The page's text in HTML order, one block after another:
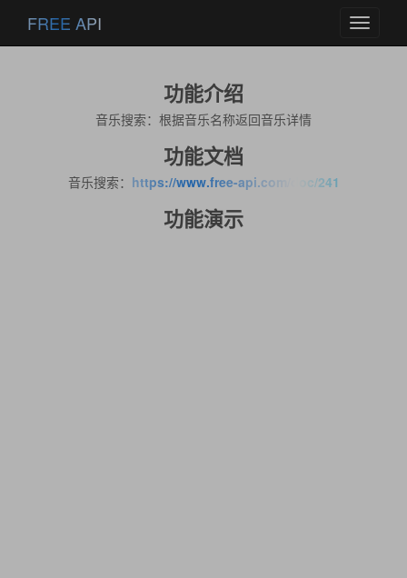
Toggle
FREE API
功能介绍
音乐搜索：根据音乐名称返回音乐详情
功能文档
音乐搜索： https://www.free-api.com/doc/241
功能演示